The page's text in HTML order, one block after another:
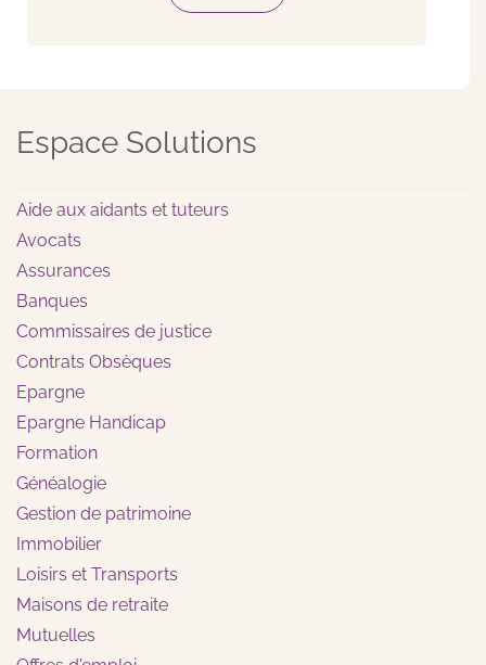
Espace Solutions
Aide aux aidants et tuteurs
Avocats
Assurances
Banques
Commissaires de justice
Contrats Obsèques
Epargne
Epargne Handicap
Formation
Généalogie
Gestion de patrimoine
Immobilier
Loisirs et Transports
Maisons de retraite
Mutuelles